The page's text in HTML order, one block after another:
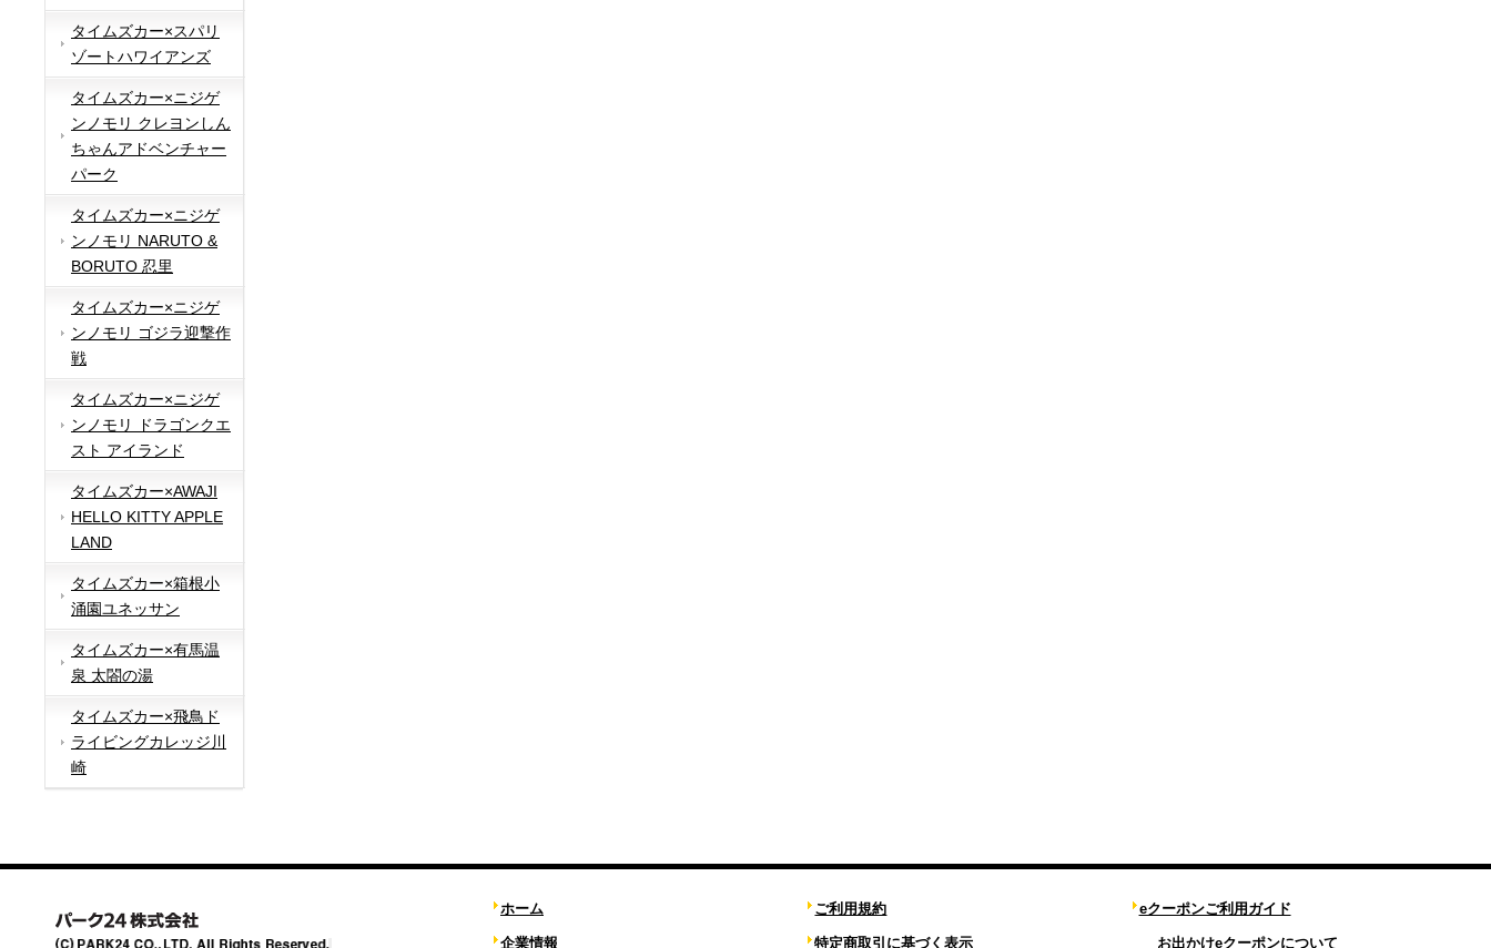
タイムズカー×スパリ
ゾートハワイアンズ
タイムズカー×ニジゲ
ンノモリ クレヨンしん
ちゃんアドベンチャー
パーク
タイムズカー×ニジゲ
ンノモリ NARUTO &
BORUTO 忍里
タイムズカー×ニジゲ
ンノモリ ゴジラ迎撃作
戦
タイムズカー×ニジゲ
ンノモリ ドラゴンクエ
スト アイランド
タイムズカー×AWAJI
HELLO KITTY APPLE
LAND
タイムズカー×箱根小
涌園ユネッサン
タイムズカー×有馬温
泉 太閤の湯
タイムズカー×飛鳥ド
ライビングカレッジ川
崎
ホーム
企業情報
ご利用規約
特定商取引に基づく表示
eクーポンご利用ガイド
お出かけeクーポンについて